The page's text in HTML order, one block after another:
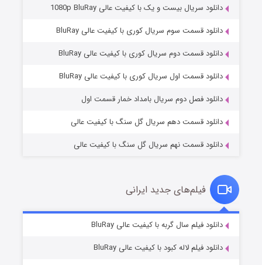
مردگان متحرک: شهر مرده ۳
قسمت۲ (زیرنویس) منتشر شد
قسمت۷ (زیرنویس) منتشر شد
دانلود سریال بیست و یک با کیفیت عالی 1080p BluRay
دانلود قسمت سوم سریال کوری با کیفیت عالی BluRay
دانلود قسمت دوم سریال کوری با کیفیت عالی BluRay
دانلود قسمت اول سریال کوری با کیفیت عالی BluRay
دانلود فصل دوم سریال بامداد خمار قسمت اول
دانلود قسمت دهم سریال گل سنگ با کیفیت عالی
دانلود قسمت نهم سریال گل سنگ با کیفیت عالی
فیلم‌های جدید ایرانی
دانلود فیلم سال گربه با کیفیت عالی BluRay
دانلود فیلم لاله کبود با کیفیت عالی BluRay